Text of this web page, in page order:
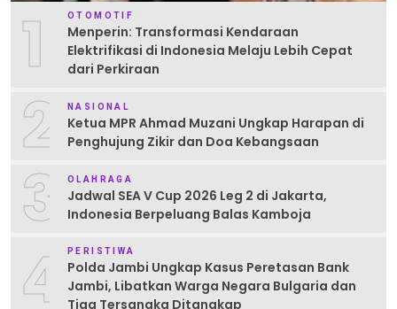
1 OTOMOTIF
Menperin: Transformasi Kendaraan
Elektrifikasi di Indonesia Melaju Lebih Cepat
dari Perkiraan
2 NASIONAL
Ketua MPR Ahmad Muzani Ungkap Harapan di
Penghujung Zikir dan Doa Kebangsaan
3 OLAHRAGA
Jadwal SEA V Cup 2026 Leg 2 di Jakarta,
Indonesia Berpeluang Balas Kamboja
4 PERISTIWA
Polda Jambi Ungkap Kasus Peretasan Bank
Jambi, Libatkan Warga Negara Bulgaria dan
Tiga Tersangka Ditangkap